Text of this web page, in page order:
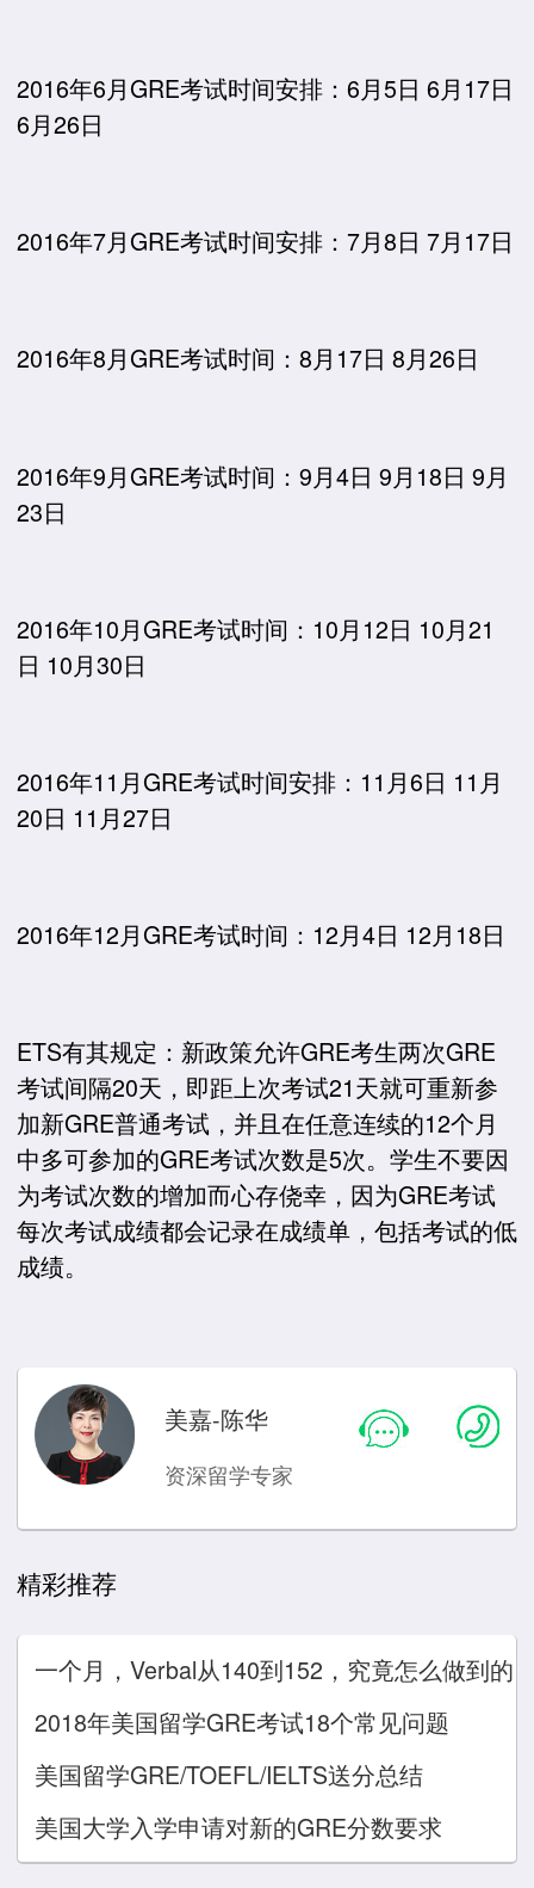
2016年6月GRE考试时间安排：6月5日 6月17日
6月26日
2016年7月GRE考试时间安排：7月8日 7月17日
2016年8月GRE考试时间：8月17日 8月26日
2016年9月GRE考试时间：9月4日 9月18日 9月
23日
2016年10月GRE考试时间：10月12日 10月21
日 10月30日
2016年11月GRE考试时间安排：11月6日 11月
20日 11月27日
2016年12月GRE考试时间：12月4日 12月18日
ETS有其规定：新政策允许GRE考生两次GRE
考试间隔20天，即距上次考试21天就可重新参
加新GRE普通考试，并且在任意连续的12个月
中多可参加的GRE考试次数是5次。学生不要因
为考试次数的增加而心存侥幸，因为GRE考试
每次考试成绩都会记录在成绩单，包括考试的低
成绩。
美嘉-陈华
资深留学专家
精彩推荐
一个月，Verbal从140到152，究竟怎么做到的
2018年美国留学GRE考试18个常见问题
美国留学GRE/TOEFL/IELTS送分总结
美国大学入学申请对新的GRE分数要求